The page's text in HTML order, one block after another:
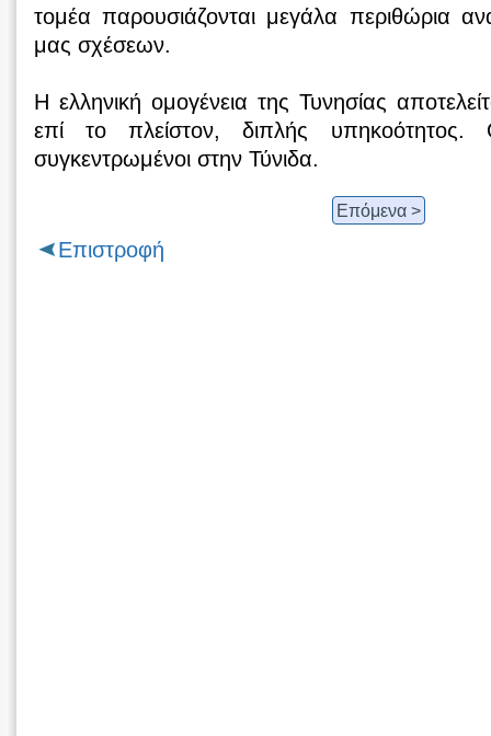
τομέα παρουσιάζονται μεγάλα περιθώρια
μας σχέσεων.
Η ελληνική ομογένεια της Τυνησίας
επί το πλείστον, διπλής υπηκοότητος.
συγκεντρωμένοι στην Τύνιδα.
Επόμενα >
Επιστροφή